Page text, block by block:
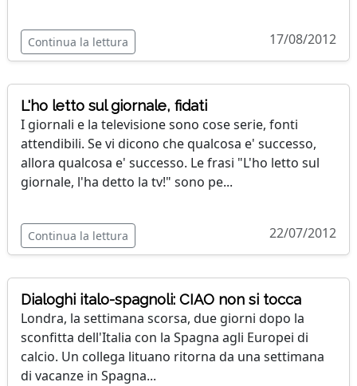
Continua la lettura 17/08/2012
L'ho letto sul giornale, fidati
I giornali e la televisione sono cose serie, fonti
attendibili. Se vi dicono che qualcosa e' successo,
allora qualcosa e' successo. Le frasi "L'ho letto sul
giornale, l'ha detto la tv!" sono pe...
Continua la lettura 22/07/2012
Dialoghi italo-spagnoli: CIAO non si tocca
Londra, la settimana scorsa, due giorni dopo la
sconfitta dell'Italia con la Spagna agli Europei di
calcio. Un collega lituano ritorna da una settimana
di vacanze in Spagna...